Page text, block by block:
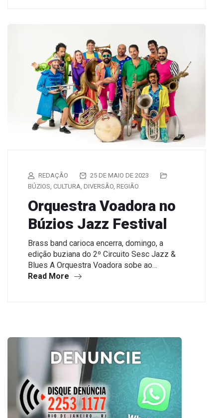
REDAÇÃO
25 DE MAIO DE 2023
BÚZIOS, CULTURA, DIVERSÃO, REGIÃO
Orquestra Voadora no
Búzios Jazz Festival
Brass band carioca encerra, domingo, a
edição buziana do 2º Circuito Sesc Jazz &
Blues A Orquestra Voadora sobe ao…
Read More